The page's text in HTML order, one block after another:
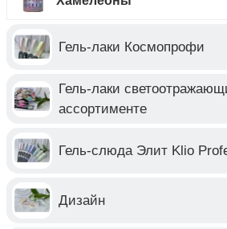
Гель-лаки Космопрофи
Гель-лаки
ассортименте
Гель-слюда Элит Klio
Дизайн